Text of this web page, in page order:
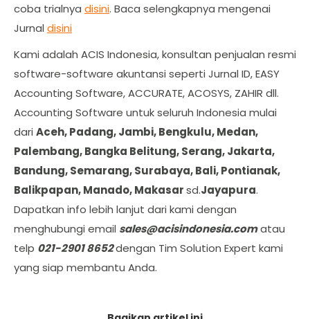
coba trialnya disini. Baca selengkapnya mengenai
Jurnal disini
Kami adalah ACIS Indonesia, konsultan penjualan resmi
software-software akuntansi seperti Jurnal ID, EASY
Accounting Software, ACCURATE, ACOSYS, ZAHIR dll.
Accounting Software untuk seluruh Indonesia mulai
dari Aceh, Padang, Jambi, Bengkulu, Medan,
Palembang, Bangka Belitung, Serang, Jakarta,
Bandung, Semarang, Surabaya, Bali, Pontianak,
Balikpapan, Manado, Makasarsd.Jayapura.
Dapatkan info lebih lanjut dari kami dengan
menghubungi email sales@acisindonesia.comatau
telp 021-2901 8652dengan Tim Solution Expert kami
yang siap membantu Anda.